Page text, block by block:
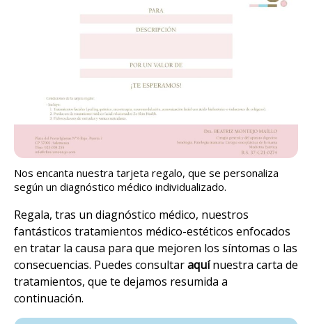
Nos encanta nuestra tarjeta regalo, que se personaliza
según un diagnóstico médico individualizado.
Regala, tras un diagnóstico médico, nuestros
fantásticos tratamientos médico-estéticos enfocados
en tratar la causa para que mejoren los síntomas o las
consecuencias. Puedes consultaraquínuestra carta de
tratamientos, que te dejamos resumida a
continuación.